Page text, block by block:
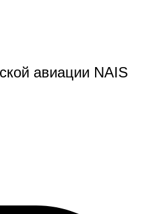
авиации NAIS